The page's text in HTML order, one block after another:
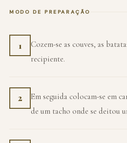
MODO DE PREPARAÇÃO
1
Cozem-se as couves, as
recipiente.
2
Em seguida colocam-se em
de um tacho onde se deitou